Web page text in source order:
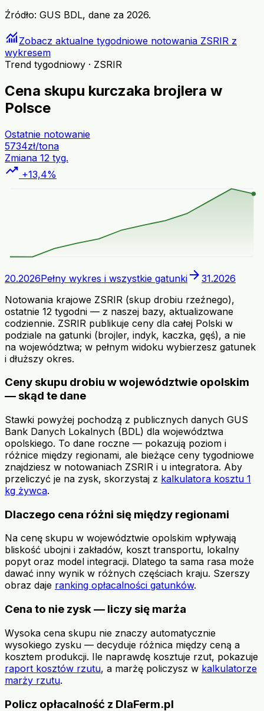
Źródło: GUS BDL, dane za 2026.
monitoring Zobacz aktualne tygodniowe notowania ZSRIR z
wykresem
Trend tygodniowy · ZSRIR
Cena skupu kurczaka brojlera w
Polsce
Ostatnie notowanie
5734zł/tona
Zmiana 12 tyg.
trending_up +13,4%
20.2026Pełny wykres i wszystkie gatunki arrow_forward 31.2026
Notowania krajowe ZSRIR (skup drobiu rzeźnego),
ostatnie 12 tygodni — z naszej bazy, aktualizowane
codziennie. ZSRIR publikuje ceny dla całej Polski w
podziale na gatunki (brojler, indyk, kaczka, gęś), a nie
na województwa; w pełnym widoku wybierzesz gatunek
i dłuższy okres.
Ceny skupu drobiu w województwie opolskim
— skąd te dane
Stawki powyżej pochodzą z publicznych danych GUS
Bank Danych Lokalnych (BDL) dla województwa
opolskiego. To dane roczne — pokazują poziom i
różnice między regionami, ale bieżące ceny tygodniowe
znajdziesz w notowaniach ZSRIR i u integratora. Aby
przeliczyć je na zysk, skorzystaj z kalkulatora kosztu 1
kg żywca.
Dlaczego cena różni się między regionami
Na cenę skupu w województwie opolskim wpływają
bliskość ubojni i zakładów, koszt transportu, lokalny
popyt oraz model integracji. Dlatego ta sama rasa może
dawać inny wynik w różnych częściach kraju. Szerszy
obraz daje ranking opłacalności gatunków.
Cena to nie zysk — liczy się marża
Wysoka cena skupu nie znaczy automatycznie
wysokiego zysku — decyduje różnica między ceną a
kosztem produkcji. Ile naprawdę kosztuje rzut, pokazuje
raport kosztów rzutu, a marżę policzysz w kalkulatorze
marży rzutu.
Policz opłacalność z DlaFerm.pl